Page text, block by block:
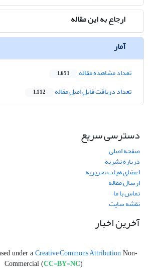
ارجاع به این مقاله
آمار
تعداد مشاهده مقاله 1,651
تعداد دریافت فایل اصل مقاله 1,112
دسترسی سریع
صفحه اصلی
درباره نشریه
اعضای هیات تحریریه
ارسال مقاله
تماس با ما
نقشه سایت
آخرین اخبار
under a Creative Commons Attribution Non-
Commercial (CC-BY-NC)